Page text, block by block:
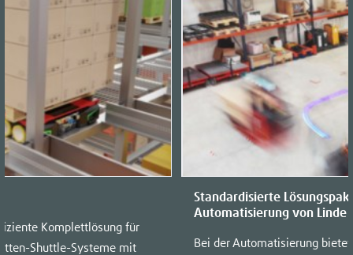
Komplettlösung für
Shuttle-Systeme mit
Standardisierte
Automatisierung von Linde
Bei der Automatisierung